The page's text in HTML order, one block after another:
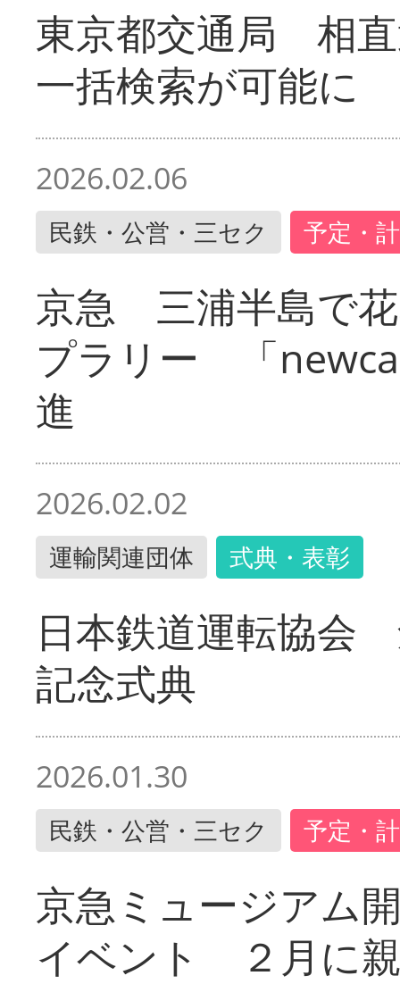
東京都交通局 相
一括検索が可能に
2026.02.06
民鉄・公営・三セク 予定・
京急 三浦半島で
プラリー 「
進
2026.02.02
運輸関連団体 式典・表彰
日本鉄道運転協会
記念式典
2026.01.30
民鉄・公営・三セク 予定・
京急ミュージアム
イベント ２月に